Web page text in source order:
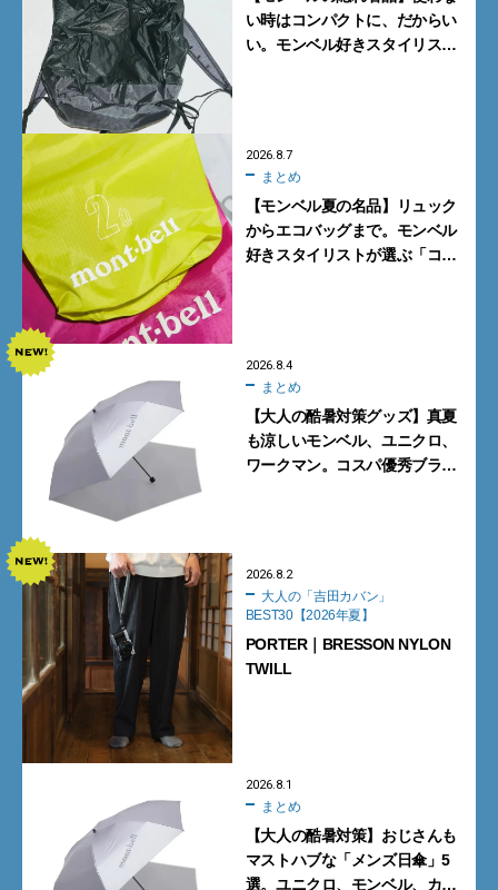
い時はコンパクトに、だからい
い。モンベル好きスタイリスト
2026.8.7
まとめ
【モンベル夏の名品】リュック
からエコバッグまで。モンベル
好きスタイリストが選ぶ「コス
2026.8.4
まとめ
【大人の酷暑対策グッズ】真夏
も涼しいモンベル、ユニクロ、
ワークマン。コスパ優秀ブラン
2026.8.2
BEST30【2026年夏】
PORTER｜BRESSON NYLON
TWILL
2026.8.1
まとめ
【大人の酷暑対策】おじさんも
マストハブな「メンズ日傘」5
選。ユニクロ、モンベル、カリ